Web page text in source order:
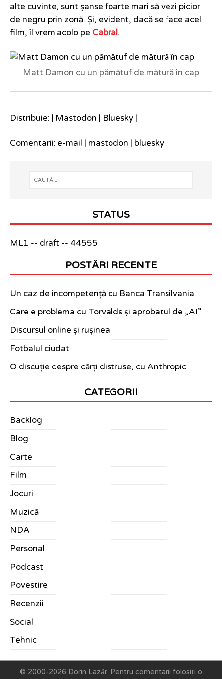
alte cuvinte, sunt șanse foarte mari să vezi picior
de negru prin zonă. Și, evident, dacă se face acel
film, îl vrem acolo pe Cabral.
Matt Damon cu un pămătuf de mătură în cap
Distribuie: | Mastodon | Bluesky |
Comentarii: e-mail | mastodon | bluesky |
STATUS
ML1 -- draft -- 44555
POSTĂRI RECENTE
Un caz de incompetență cu Banca Transilvania
Care e problema cu Torvalds și aprobatul de „AI”
Discursul online și rușinea
Fotbalul ciudat
O discuție despre cărți distruse, cu Anthropic
CATEGORII
Backlog
Blog
Carte
Film
Jocuri
Muzică
NDA
Personal
Podcast
Povestire
Recenzii
Social
Tehnic
© 2000-2026 Dorin Lazăr. Pentru comentarii folosiți o